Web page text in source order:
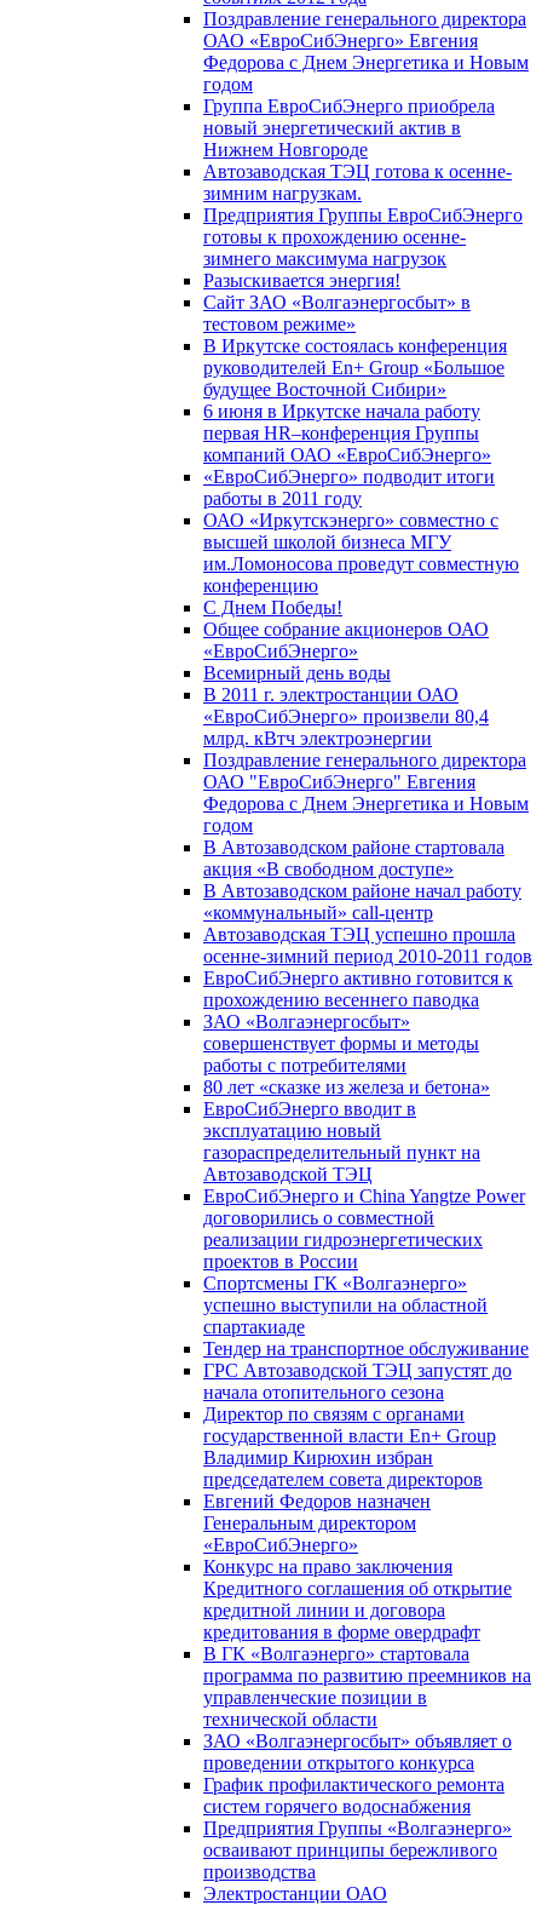
Поздравление генерального директора
ОАО «ЕвроСибЭнерго» Евгения
Федорова с Днем Энергетика и Новым
годом
Группа ЕвроСибЭнерго приобрела
новый энергетический актив в
Нижнем Новгороде
Автозаводская ТЭЦ готова к осенне-
зимним нагрузкам.
Предприятия Группы ЕвроСибЭнерго
готовы к прохождению осенне-
зимнего максимума нагрузок
Разыскивается энергия!
Сайт ЗАО «Волгаэнергосбыт» в
тестовом режиме»
В Иркутске состоялась конференция
руководителей En+ Group «Большое
будущее Восточной Сибири»
6 июня в Иркутске начала работу
первая HR–конференция Группы
компаний ОАО «ЕвроСибЭнерго»
«ЕвроСибЭнерго» подводит итоги
работы в 2011 году
ОАО «Иркутскэнерго» совместно с
высшей школой бизнеса МГУ
им.Ломоносова проведут совместную
конференцию
С Днем Победы!
Общее собрание акционеров ОАО
«ЕвроСибЭнерго»
Всемирный день воды
В 2011 г. электростанции ОАО
«ЕвроСибЭнерго» произвели 80,4
млрд. кВтч электроэнергии
Поздравление генерального директора
ОАО "ЕвроСибЭнерго" Евгения
Федорова с Днем Энергетика и Новым
годом
В Автозаводском районе стартовала
акция «В свободном доступе»
В Автозаводском районе начал работу
«коммунальный» call-центр
Автозаводская ТЭЦ успешно прошла
осенне-зимний период 2010-2011 годов
ЕвроСибЭнерго активно готовится к
прохождению весеннего паводка
ЗАО «Волгаэнергосбыт»
совершенствует формы и методы
работы с потребителями
80 лет «сказке из железа и бетона»
ЕвроСибЭнерго вводит в
эксплуатацию новый
газораспределительный пункт на
Автозаводской ТЭЦ
ЕвроСибЭнерго и China Yangtze Power
договорились о совместной
реализации гидроэнергетических
проектов в России
Спортсмены ГК «Волгаэнерго»
успешно выступили на областной
спартакиаде
Тендер на транспортное обслуживание
ГРС Автозаводской ТЭЦ запустят до
начала отопительного сезона
Директор по связям с органами
государственной власти En+ Group
Владимир Кирюхин избран
председателем совета директоров
Евгений Федоров назначен
Генеральным директором
«ЕвроСибЭнерго»
Конкурс на право заключения
Кредитного соглашения об открытие
кредитной линии и договора
кредитования в форме овердрафт
В ГК «Волгаэнерго» стартовала
программа по развитию преемников на
управленческие позиции в
технической области
ЗАО «Волгаэнергосбыт» объявляет о
проведении открытого конкурса
График профилактического ремонта
систем горячего водоснабжения
Предприятия Группы «Волгаэнерго»
осваивают принципы бережливого
производства
Электростанции ОАО